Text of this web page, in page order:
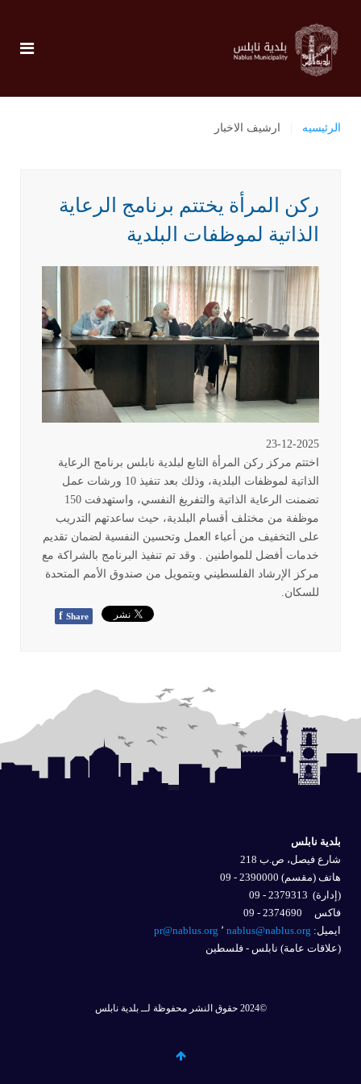
الرئيسيه ارشيف الاخبار
ركن المرأة يختتم برنامج الرعاية
الذاتية لموظفات البلدية
23-12-2025
اختتم مركز ركن المرأة التابع لبلدية نابلس برنامج الرعاية
الذاتية لموظفات البلدية، وذلك بعد تنفيذ 10 ورشات عمل
تضمنت الرعاية الذاتية والتفريغ النفسي، واستهدفت 150
موظفة من مختلف أقسام البلدية، حيث ساعدتهم التدريب
على التخفيف من أعباء العمل وتحسين النفسية لضمان تقديم
خدمات أفضل للمواطنين . وقد تم تنفيذ البرنامج بالشراكة مع
مركز الإرشاد الفلسطيني وبتمويل من صندوق الأمم المتحدة
للسكان
f Share
بلدية نابلس
شارع فيصل، ص.ب 218
هاتف (مقسم) 2390000 - 09
(إدارة)
فاكس 2374690 - 09
ايميل: nablus@nablus.org
pr@nablus.org
(علاقات عامة) نابلس - فلسطين
©2024 حقوق النشر محفوظة لــ بلدية نابلس